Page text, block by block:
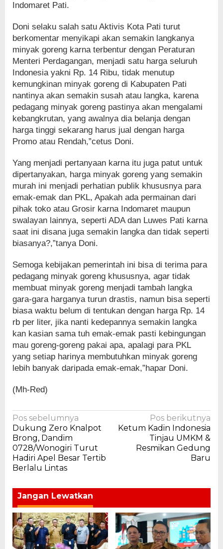
Indomaret Pati.
Doni selaku salah satu Aktivis Kota Pati turut
berkomentar menyikapi akan semakin langkanya
minyak goreng karna terbentur dengan Peraturan
Menteri Perdagangan, menjadi satu harga seluruh
Indonesia yakni Rp. 14 Ribu, tidak menutup
kemungkinan minyak goreng di Kabupaten Pati
nantinya akan semakin susah atau langka, karena
pedagang minyak goreng pastinya akan mengalami
kebangkrutan, yang awalnya dia belanja dengan
harga tinggi sekarang harus jual dengan harga
Promo atau Rendah,”cetus Doni.
Yang menjadi pertanyaan karna itu juga patut untuk
dipertanyakan, harga minyak goreng yang semakin
murah ini menjadi perhatian publik khususnya para
emak-emak dan PKL, Apakah ada permainan dari
pihak toko atau Grosir karna Indomaret maupun
swalayan lainnya, seperti ADA dan Luwes Pati karna
saat ini disana juga semakin langka dan tidak seperti
biasanya?,”tanya Doni.
Semoga kebijakan pemerintah ini bisa di terima para
pedagang minyak goreng khususnya, agar tidak
membuat minyak goreng menjadi tambah langka
gara-gara harganya turun drastis, namun bisa seperti
biasa waktu belum di tentukan dengan harga Rp. 14
rb per liter, jika nanti kedepannya semakin langka
kan kasian sama tuh emak-emak pasti kebingungan
mau goreng-goreng pakai apa, apalagi para PKL
yang setiap harinya membutuhkan minyak goreng
lebih banyak daripada emak-emak,”hapar Doni.
(Mh-Red)
Navigasi
pos
Pos sebelumnya
Dukung Zero Knalpot
Brong, Dandim
0728/Wonogiri Turut
Hadiri Apel Besar Tertib
Berlalu Lintas
Pos berikutnya
Ketum Kadin Indonesia
Tinjau UMKM &
Resmikan Gedung
Baru
Jangan Lewatkan